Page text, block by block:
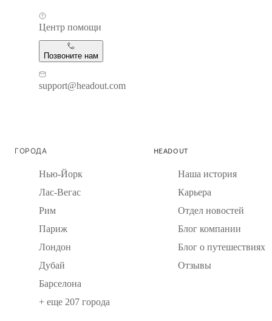
Центр помощи
Позвоните нам
support@headout.com
ГОРОДА
Нью-Йорк
Лас-Вегас
Рим
Париж
Лондон
Дубай
Барселона
+ еще 207 города
HEADOUT
Наша история
Карьера
Отдел новостей
Блог компании
Блог о путешествиях
Отзывы